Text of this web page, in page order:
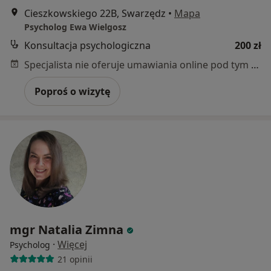
Cieszkowskiego 22B, Swarzędz • Mapa
Psycholog Ewa Wielgosz
Konsultacja psychologiczna
200 zł
Specjalista nie oferuje umawiania online pod tym adresem.
Poproś o wizytę
mgr Natalia Zimna
Psycholog · Więcej
21 opinii